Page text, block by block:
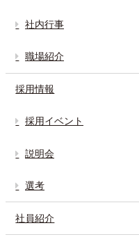
社内行事
職場紹介
採用情報
採用イベント
説明会
選考
社員紹介